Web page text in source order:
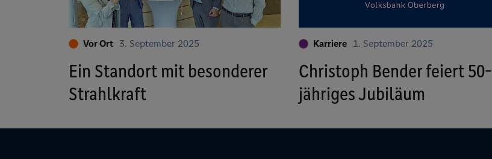
Vor Ort 3. September 2025
Ein Standort mit besonderer
Strahlkraft
Karriere 1. September 2025
Christoph Bender feiert 50-
jähriges Jubiläum